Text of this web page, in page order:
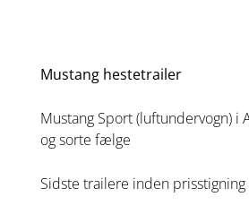
Mustang hestetrailer
Mustang Sport (luftundervogn) i
og sorte fælge
Sidste trailere inden prisstigning